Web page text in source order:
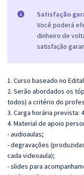
Satisfação
Você poderá
dinheiro de
satisfação
1. Curso baseado no Edital
2. Serão abordados os
todos) a critério do
3. Carga horária prevista:
4. Material de apoio
- audioaulas;
- degravações
cada videoaula);
- slides para